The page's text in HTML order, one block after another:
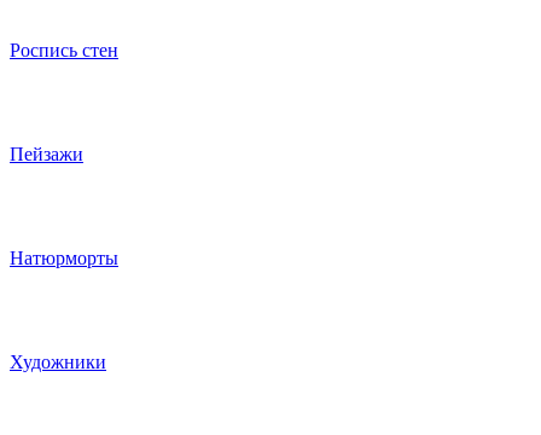
Роспись стен
Пейзажи
Натюрморты
Художники